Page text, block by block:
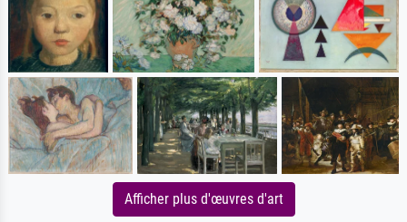
Afficher plus d'œuvres d'art